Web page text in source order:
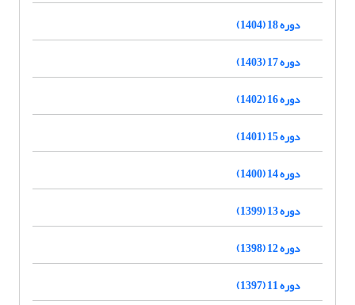
دوره 18 (1404)
دوره 17 (1403)
دوره 16 (1402)
دوره 15 (1401)
دوره 14 (1400)
دوره 13 (1399)
دوره 12 (1398)
دوره 11 (1397)